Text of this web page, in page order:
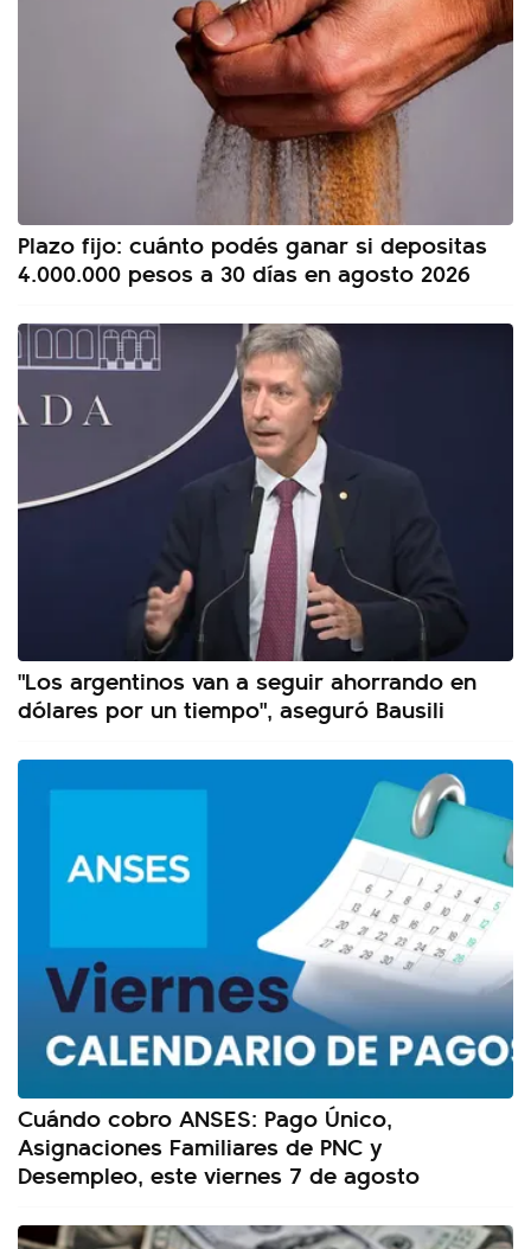
Plazo fijo: cuánto podés ganar si depositas
4.000.000 pesos a 30 días en agosto 2026
"Los argentinos van a seguir ahorrando en
dólares por un tiempo", aseguró Bausili
Cuándo cobro ANSES: Pago Único,
Asignaciones Familiares de PNC y
Desempleo, este viernes 7 de agosto